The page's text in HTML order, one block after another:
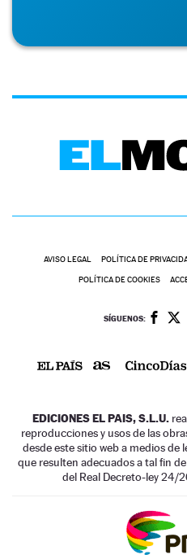
AVISO LEGAL POLÍTICA DE
POLÍTICA DE COOKIES
SÍGUENOS:
EDICIONES EL PAIS, S.L.U.
reproducciones y usos de las
desde este sitio web a medios
que resulten adecuados a tal fin
del Real Decreto-ley 24/